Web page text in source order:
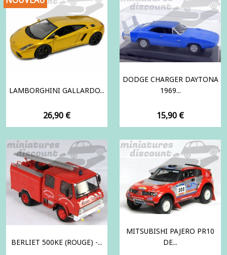
LAMBORGHINI GALLARDO...
Prix
26,90 €
DODGE CHARGER DAYTONA
1969...
Prix
15,90 €
BERLIET 500KE (ROUGE) -...
MITSUBISHI PAJERO PR10
DE...